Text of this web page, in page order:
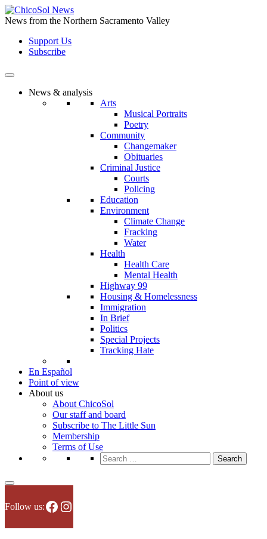
Skip
to
content
News from the Northern Sacramento Valley
Support Us
Subscribe
News & analysis
Arts
Musical Portraits
Poetry
Community
Changemaker
Obituaries
Criminal Justice
Courts
Policing
Education
Environment
Climate Change
Fracking
Water
Health
Health Care
Mental Health
Highway 99
Housing & Homelessness
Immigration
In Brief
Politics
Special Projects
Tracking Hate
En Español
Point of view
About us
About ChicoSol
Our staff and board
Subscribe to The Little Sun
Membership
Terms of Use
Search
for:
Follow us:Facebook
Instagram